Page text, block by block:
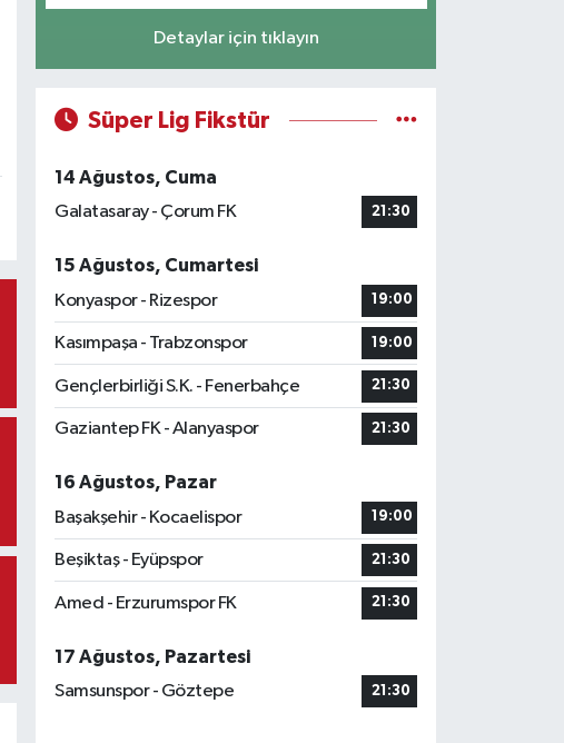
Detaylar için tıklayın
Süper Lig Fikstür
14 Ağustos, Cuma
Galatasaray - Çorum FK
21:30
15 Ağustos, Cumartesi
Konyaspor - Rizespor
19:00
Kasımpaşa - Trabzonspor 19:00
Gençlerbirliği S.K. - Fenerbahçe 21:30
Gaziantep FK - Alanyaspor 21:30
16 Ağustos, Pazar
Başakşehir - Kocaelispor
19:00
Beşiktaş - Eyüpspor 21:30
Amed - Erzurumspor FK 21:30
17 Ağustos, Pazartesi
Samsunspor - Göztepe
21:30